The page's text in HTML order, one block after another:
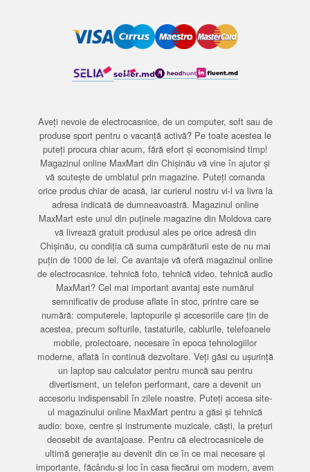
Aveți nevoie de electrocasnice, de un computer, soft sau de
produse sport pentru o vacanță activă? Pe toate acestea le
puteți procura chiar acum, fără efort și economisind timp!
Magazinul online MaxMart din Chișinău vă vine în ajutor și
vă scutește de umblatul prin magazine. Puteți comanda
orice produs chiar de acasă, iar curierul nostru vi-l va livra la
adresa indicată de dumneavoastră. Magazinul online
MaxMart este unul din puținele magazine din Moldova care
vă livrează gratuit produsul ales pe orice adresă din
Chișinău, cu condiția că suma cumpărăturii este de nu mai
puțin de 1000 de lei. Ce avantaje vă oferă magazinul online
de electrocasnice, tehnică foto, tehnică video, tehnică audio
MaxMart? Cel mai important avantaj este numărul
semnificativ de produse aflate în stoc, printre care se
numără: computerele, laptopurile și accesoriile care țin de
acestea, precum softurile, tastaturile, cablurile, telefoanele
mobile, proiectoare, necesare în epoca tehnologiilor
moderne, aflată în continuă dezvoltare. Veți găsi cu ușurință
un laptop sau calculator pentru muncă sau pentru
divertisment, un telefon performant, care a devenit un
accesoriu indispensabil în zilele noastre. Puteți accesa site-
ul magazinului online MaxMart pentru a găsi și tehnică
audio: boxe, centre și instrumente muzicale, căști, la prețuri
deosebit de avantajoase. Pentru că electrocasnicele de
ultimă generație au devenit din ce în ce mai necesare și
importante, făcându-și loc în casa fiecărui om modern, avem